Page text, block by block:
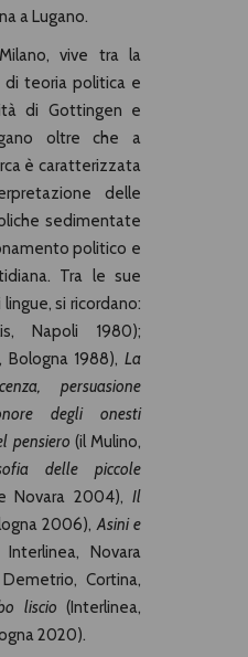
a Lugano.
vive tra la
di teoria politica e
di Gottingen e
oltre che a
è caratterizzata
delle
sedimentate
politico e
Tra le sue
si ricordano:
Napoli 1980);
Bologna 1988),La
persuasione
degli onesti
pensiero (il Mulino,
delle piccole
Novara 2004), Il
2006),Asini e
Novara
Cortina,
liscio (Interlinea,
2020).